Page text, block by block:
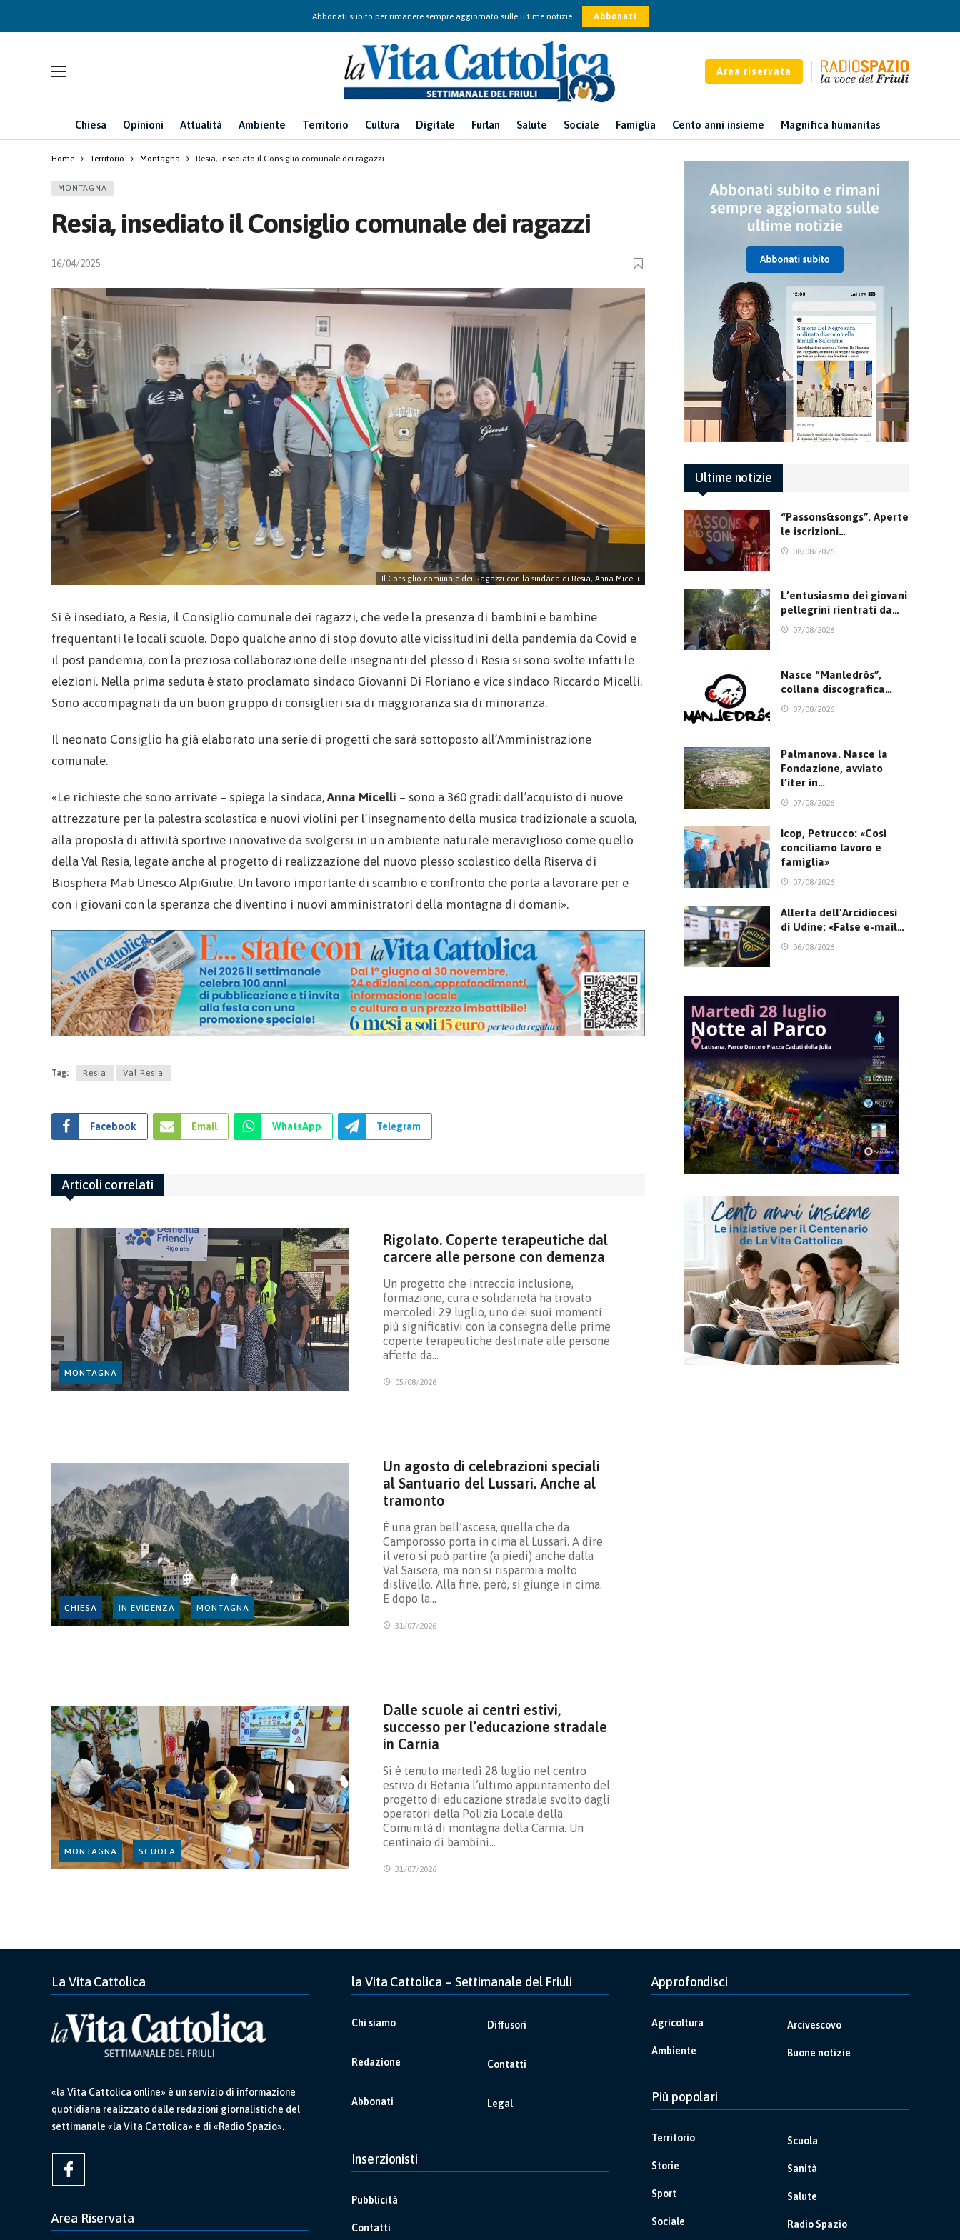
Abbonati subito per rimanere sempre aggiornato sulle ultime notizie Abbonati
Area riservata
Chiesa Opinioni Attualità Ambiente Territorio Cultura Digitale Furlan Salute Sociale Famiglia Cento anni insieme Magnifica humanitas
Home Territorio Montagna Resia, insediato il Consiglio comunale dei ragazzi
MONTAGNA
Resia, insediato il Consiglio comunale dei ragazzi
16/04/2025
Il Consiglio comunale dei Ragazzi con la sindaca di Resia, Anna Micelli
Si è insediato, a Resia, il Consiglio comunale dei ragazzi, che vede la presenza di bambini e bambine
frequentanti le locali scuole. Dopo qualche anno di stop dovuto alle vicissitudini della pandemia da Covid e
il post pandemia, con la preziosa collaborazione delle insegnanti del plesso di Resia si sono svolte infatti le
elezioni. Nella prima seduta è stato proclamato sindaco Giovanni Di Floriano e vice sindaco Riccardo Micelli.
Sono accompagnati da un buon gruppo di consiglieri sia di maggioranza sia di minoranza.
Il neonato Consiglio ha già elaborato una serie di progetti che sarà sottoposto all’Amministrazione
comunale.
«Le richieste che sono arrivate – spiega la sindaca,Anna Micelli – sono a 360 gradi: dall’acquisto di nuove
attrezzature per la palestra scolastica e nuovi violini per l’insegnamento della musica tradizionale a scuola,
alla proposta di attività sportive innovative da svolgersi in un ambiente naturale meraviglioso come quello
della Val Resia, legate anche al progetto di realizzazione del nuovo plesso scolastico della Riserva di
Biosphera Mab Unesco AlpiGiulie. Un lavoro importante di scambio e confronto che porta a lavorare per e
con i giovani con la speranza che diventino i nuovi amministratori della montagna di domani».
Tag: Resia Val Resia
Facebook Email WhatsApp Telegram
Articoli correlati
MONTAGNA
Rigolato. Coperte terapeutiche dal
carcere alle persone con demenza
Un progetto che intreccia inclusione,
formazione, cura e solidarietà ha trovato
mercoledi 29 luglio, uno dei suoi momenti
più significativi con la consegna delle prime
coperte terapeutiche destinate alle persone
affette da…
05/08/2026
CHIESA IN EVIDENZA MONTAGNA
Un agosto di celebrazioni speciali
al Santuario del Lussari. Anche al
tramonto
È una gran bell’ascesa, quella che da
Camporosso porta in cima al Lussari. A dire
il vero si può partire (a piedi) anche dalla
Val Saisera, ma non si risparmia molto
dislivello. Alla fine, però, si giunge in cima.
E dopo la…
31/07/2026
MONTAGNA SCUOLA
Dalle scuole ai centri estivi,
successo per l’educazione stradale
in Carnia
Si è tenuto martedì 28 luglio nel centro
estivo di Betania l’ultimo appuntamento del
progetto di educazione stradale svolto dagli
operatori della Polizia Locale della
Comunità di montagna della Carnia. Un
centinaio di bambini…
31/07/2026
Ultime notizie
“Passons&songs”. Aperte
le iscrizioni…
08/08/2026
L’entusiasmo dei giovani
pellegrini rientrati da…
07/08/2026
Nasce “Manledrôs”,
collana discografica…
07/08/2026
Palmanova. Nasce la
Fondazione, avviato
l’iter in…
07/08/2026
Icop, Petrucco: «Così
conciliamo lavoro e
famiglia»
07/08/2026
Allerta dell’Arcidiocesi
di Udine: «False e-mail…
06/08/2026
La Vita Cattolica
«la Vita Cattolica online» è un servizio di informazione
quotidiana realizzato dalle redazioni giornalistiche del
settimanale «la Vita Cattolica» e di «Radio Spazio».
Area Riservata
la Vita Cattolica – Settimanale del Friuli
Chi siamo
Redazione
Abbonati
Diffusori
Contatti
Legal
Inserzionisti
Pubblicità
Contatti
Approfondisci
Agricoltura
Ambiente
Arcivescovo
Buone notizie
Più popolari
Territorio
Storie
Sport
Sociale
Scuola
Sanità
Salute
Radio Spazio